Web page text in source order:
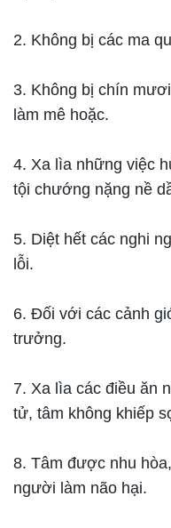
2. Không bị các ma
3. Không bị chín
làm mê hoặc.
4. Xa lìa những việc
tội chướng nặng nề
5. Diệt hết các nghi
lỗi.
6. Đối với các cảnh
trưởng.
7. Xa lìa các điều ăn
tử, tâm không khiếp
8. Tâm được nhu
người làm não hại.